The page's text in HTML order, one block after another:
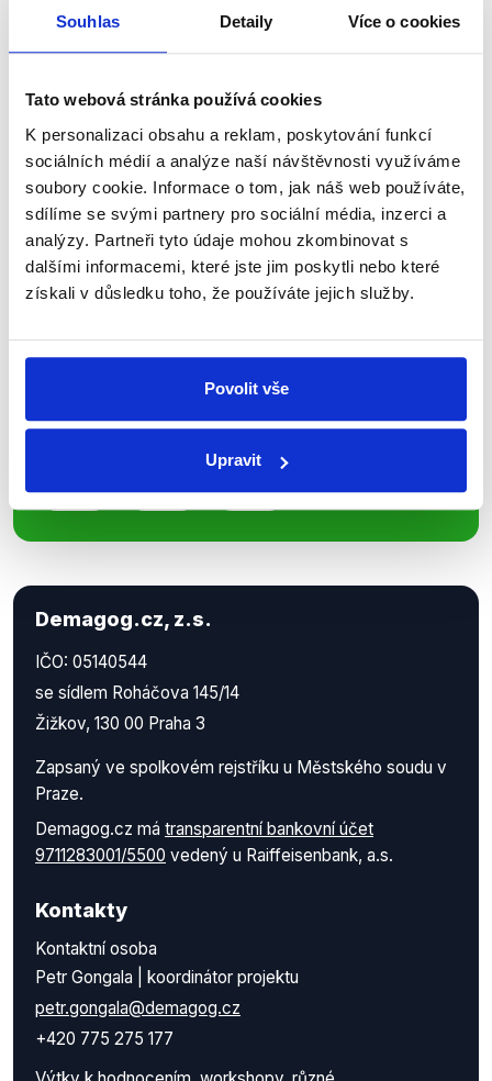
Souhlas Detaily Více o cookies
Tato webová stránka používá cookies
K personalizaci obsahu a reklam, poskytování funkcí
sociálních médií a analýze naší návštěvnosti využíváme
soubory cookie. Informace o tom, jak náš web používáte,
sdílíme se svými partnery pro sociální média, inzerci a
analýzy. Partneři tyto údaje mohou zkombinovat s
dalšími informacemi, které jste jim poskytli nebo které
získali v důsledku toho, že používáte jejich služby.
Povolit vše
Upravit
přehled o tom, jaké dezinformace a
nepravdy se zrovna v Česku šíří.
Sociální sítě
Nenechte si ujít nejnovější události
příspěvků přátelům podpoříte naši
Demagog.cz, z.s.
IČO: 05140544
se sídlem Roháčova 145/14
Žižkov, 130 00 Praha 3
Zapsaný ve spolkovém rejstříku u Městského soudu v
Praze.
Demagog.cz má transparentní bankovní účet
9711283001/5500 vedený u Raiffeisenbank, a.s.
Kontakty
Kontaktní osoba
Petr Gongala | koordinátor projektu
petr.gongala@demagog.cz
+420 775 275 177